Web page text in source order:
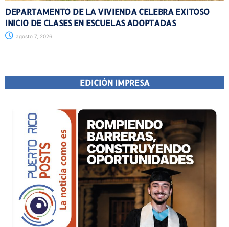
DEPARTAMENTO DE LA VIVIENDA CELEBRA EXITOSO
INICIO DE CLASES EN ESCUELAS ADOPTADAS
agosto 7, 2026
EDICIÓN IMPRESA